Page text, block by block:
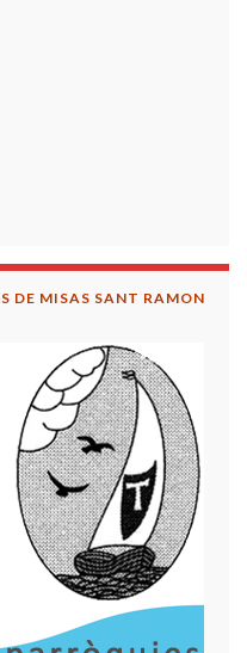
DE MISAS SANT RAMON